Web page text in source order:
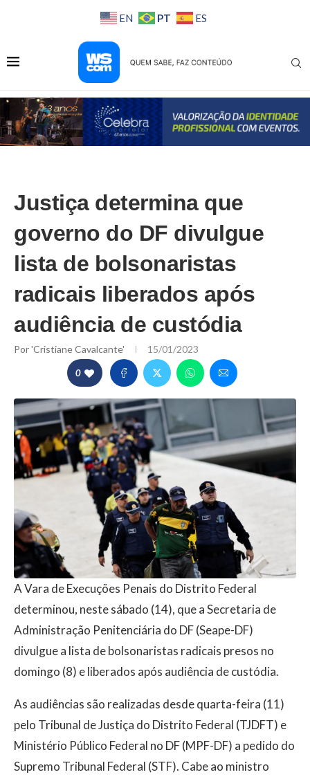
EN PT ES
Justiça determina que
governo do DF divulgue
lista de bolsonaristas
radicais liberados após
audiência de custódia
Por'Cristiane Cavalcante' 15/01/2023
0
A Vara de Execuções Penais do Distrito Federal
determinou, neste sábado (14), que a Secretaria de
Administração Penitenciária do DF (Seape-DF)
divulgue a lista de bolsonaristas radicais presos no
domingo (8) e liberados após audiência de custódia.
As audiências são realizadas desde quarta-feira (11)
pelo Tribunal de Justiça do Distrito Federal (TJDFT) e
Ministério Público Federal no DF (MPF-DF) a pedido do
Supremo Tribunal Federal (STF). Cabe ao ministro